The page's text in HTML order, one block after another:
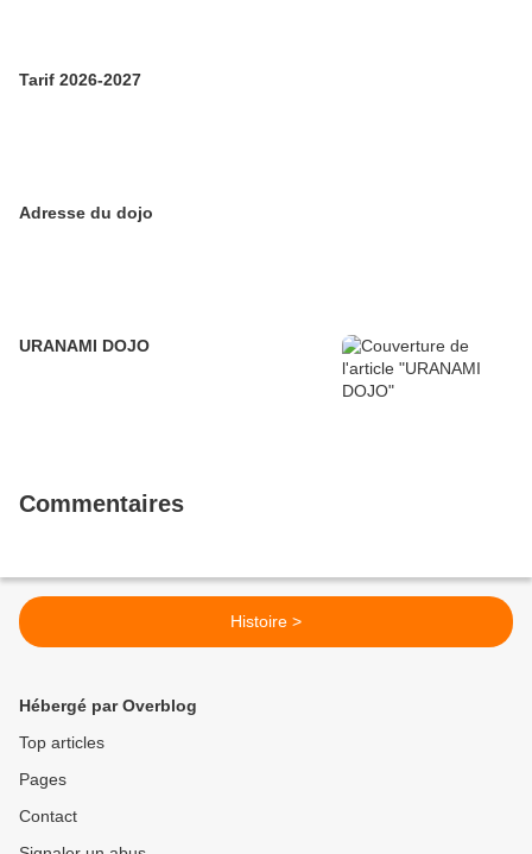
Tarif 2026-2027
Adresse du dojo
URANAMI DOJO
Commentaires
Histoire >
Hébergé par Overblog
Top articles
Pages
Contact